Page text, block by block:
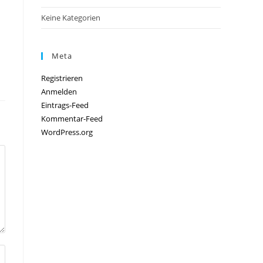
Keine Kategorien
Meta
Registrieren
Anmelden
Eintrags-Feed
Kommentar-Feed
WordPress.org